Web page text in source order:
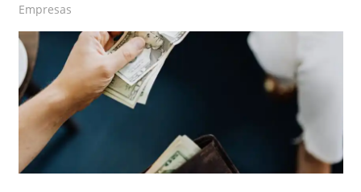
Empresas